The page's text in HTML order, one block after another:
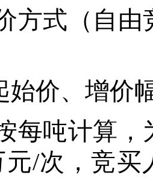
方式（自由
始价、增价
每吨计算，
元/次 ，竞